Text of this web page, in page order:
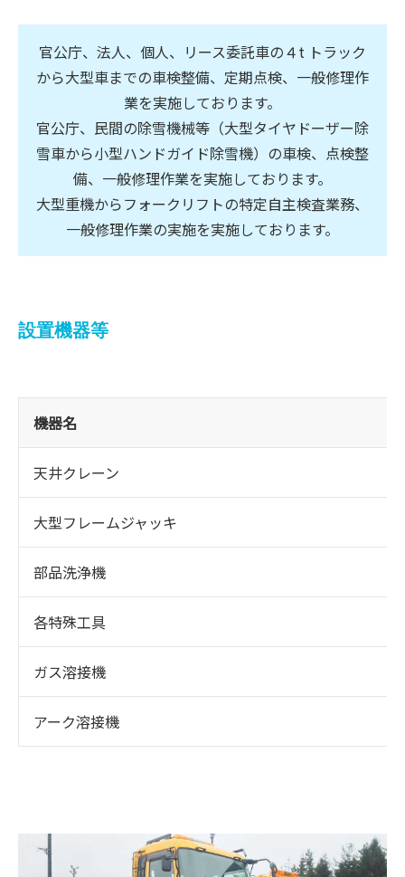
官公庁、法人、個人、リース委託車の４t トラック
から大型車までの車検整備、定期点検、一般修理作
業を実施しております。
官公庁、民間の除雪機械等（大型タイヤドーザー除
雪車から小型ハンドガイド除雪機）の車検、点検整
備、一般修理作業を実施しております。
大型重機からフォークリフトの特定自主検査業務、
一般修理作業の実施を実施しております。
設置機器等
機器名
天井クレーン
大型フレームジャッキ
部品洗浄機
各特殊工具
ガス溶接機
アーク溶接機